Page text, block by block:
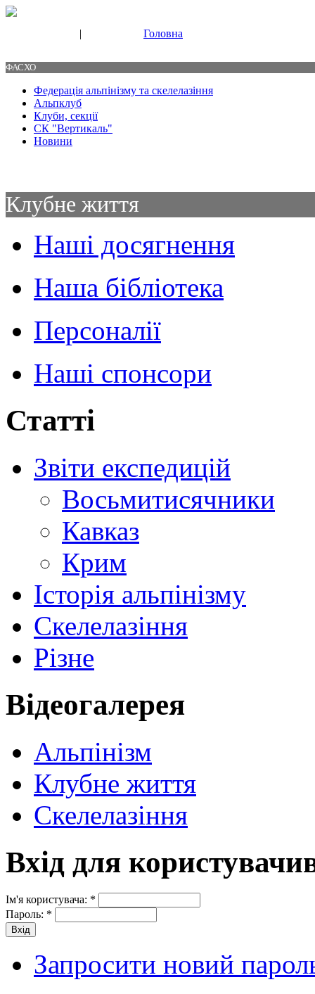
| Головна
ФАСХО
Федерація альпінізму та скелелазіння
Альпклуб
Клуби, секції
СК "Вертикаль"
Новини
Клубне життя
Наші досягнення
Наша бібліотека
Персоналії
Наші спонсори
Статті
Звіти експедицій
Восьмитисячники
Кавказ
Крим
Історія альпінізму
Скелелазіння
Різне
Відеогалерея
Альпінізм
Клубне життя
Скелелазіння
Вхід для
Ім'я користувача: *
Пароль: *
Запросити новий